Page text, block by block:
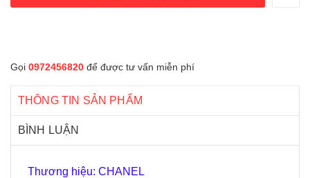
Gọi 0972456820 để được tư vấn miễn phí
THÔNG TIN SẢN PHẨM
BÌNH LUẬN
Thương hiệu: CHANEL